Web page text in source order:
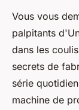
Vous vous
palpitants
dans les
secrets de
série quotidien
machine de